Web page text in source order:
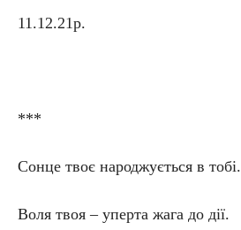
11.12.21р.
***
Сонце твоє народжується в тобі.
Воля твоя – уперта жага до дії.